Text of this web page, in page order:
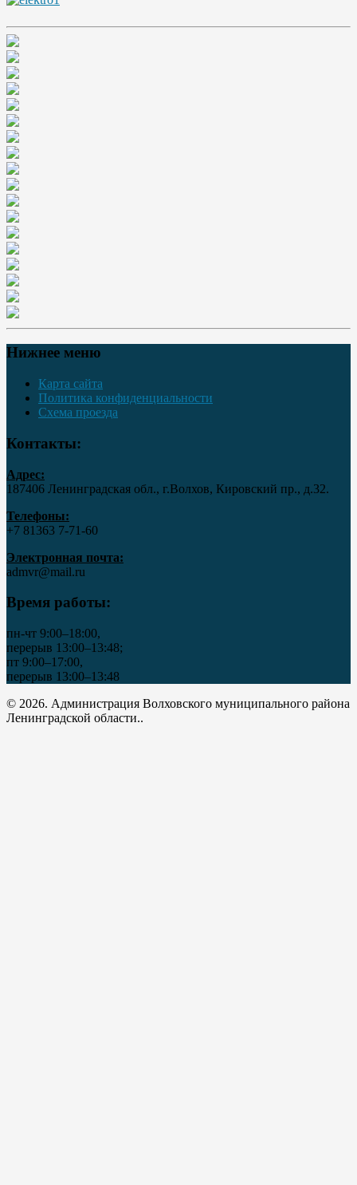
Нижнее меню
Карта сайта
Политика конфиденциальности
Схема проезда
Контакты:
Адрес:
187406 Ленинградская обл., г.Волхов, Кировский пр., д.32.
Телефоны:
+7 81363 7‑71-60
Электронная почта:
admvr@mail.ru
Время работы:
пн-чт 9:00–18:00,
перерыв 13:00–13:48;
пт 9:00–17:00,
перерыв 13:00–13:48
© 2026. Администрация Волховского муниципального района
Ленинградской области..